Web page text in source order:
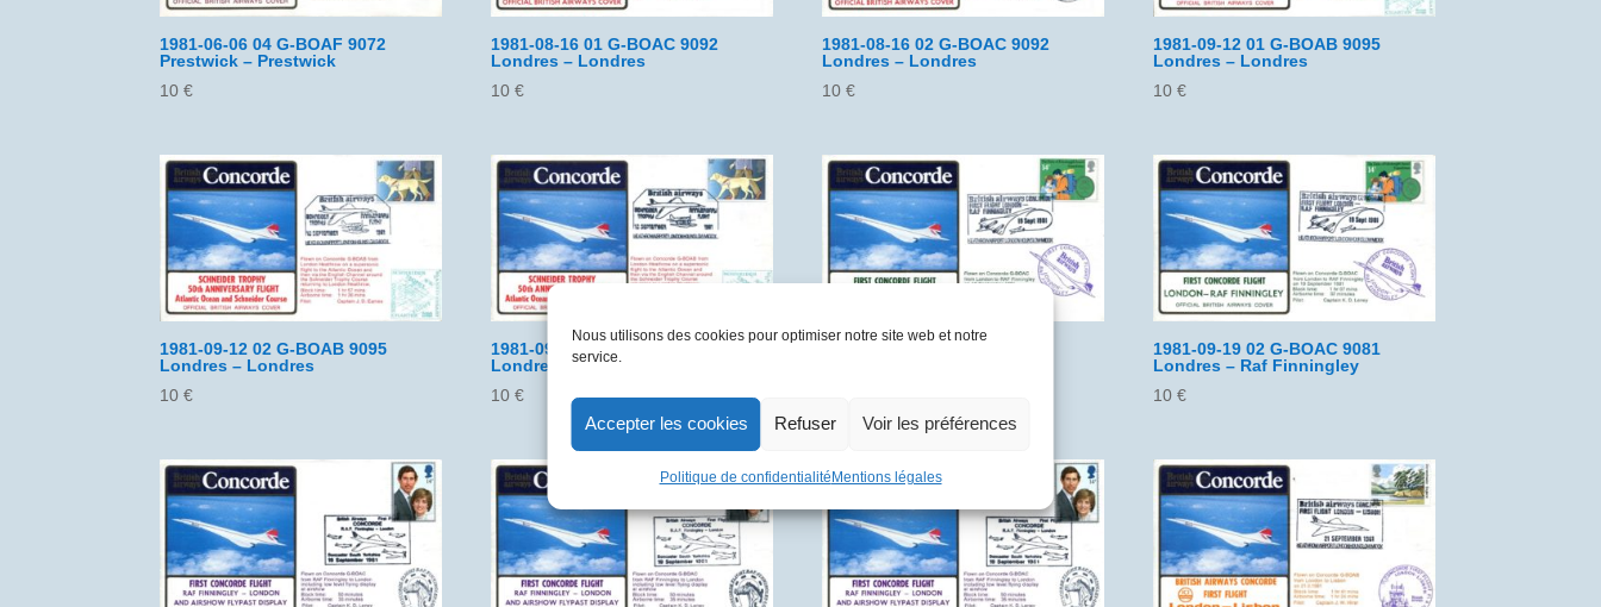
Nous utilisons des cookies pour optimiser notre site web et notre
service.
Accepter les cookies Refuser Voir les préférences
Politique de confidentialitéMentions légales
1981-06-06 04 G-BOAF 9072
Prestwick – Prestwick
10€
1981-08-16 01 G-BOAC 9092
Londres – Londres
10€
1981-08-16 02 G-BOAC 9092
Londres – Londres
10€
1981-09-12 01 G-BOAB 9095
Londres – Londres
10€
1981-09-12 02 G-BOAB 9095
Londres – Londres
10€
1981-09-12 03 G-BOAB 9095
Londres – Londres
10€
1981-09-19 02 G-BOAC 9081
Londres – Raf Finningley
10€